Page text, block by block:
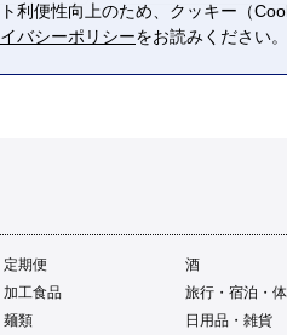
定期便
酒
加工食品
旅行・宿泊・
麺類 日用品・雑貨
利便性向上のため、クッキー（
バシーポリシーをお読みください。